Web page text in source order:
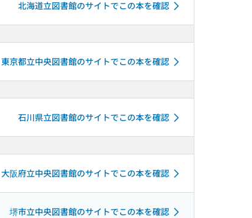
北海道立図書館のサイトでこの本を確認
東京都立中央図書館のサイトでこの本を確認
石川県立図書館のサイトでこの本を確認
大阪府立中央図書館のサイトでこの本を確認
堺市立中央図書館のサイトでこの本を確認